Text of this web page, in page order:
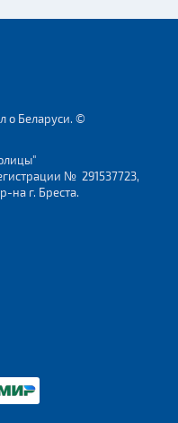
о Беларуси. ©
№ 291537723,
на г. Бреста.